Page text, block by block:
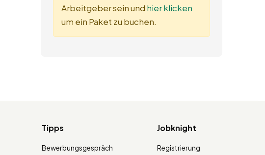
Arbeitgeber sein und hier klicken
um ein Paket zu buchen.
Tipps
Bewerbungsgespräch
Jobknight
Registrierung